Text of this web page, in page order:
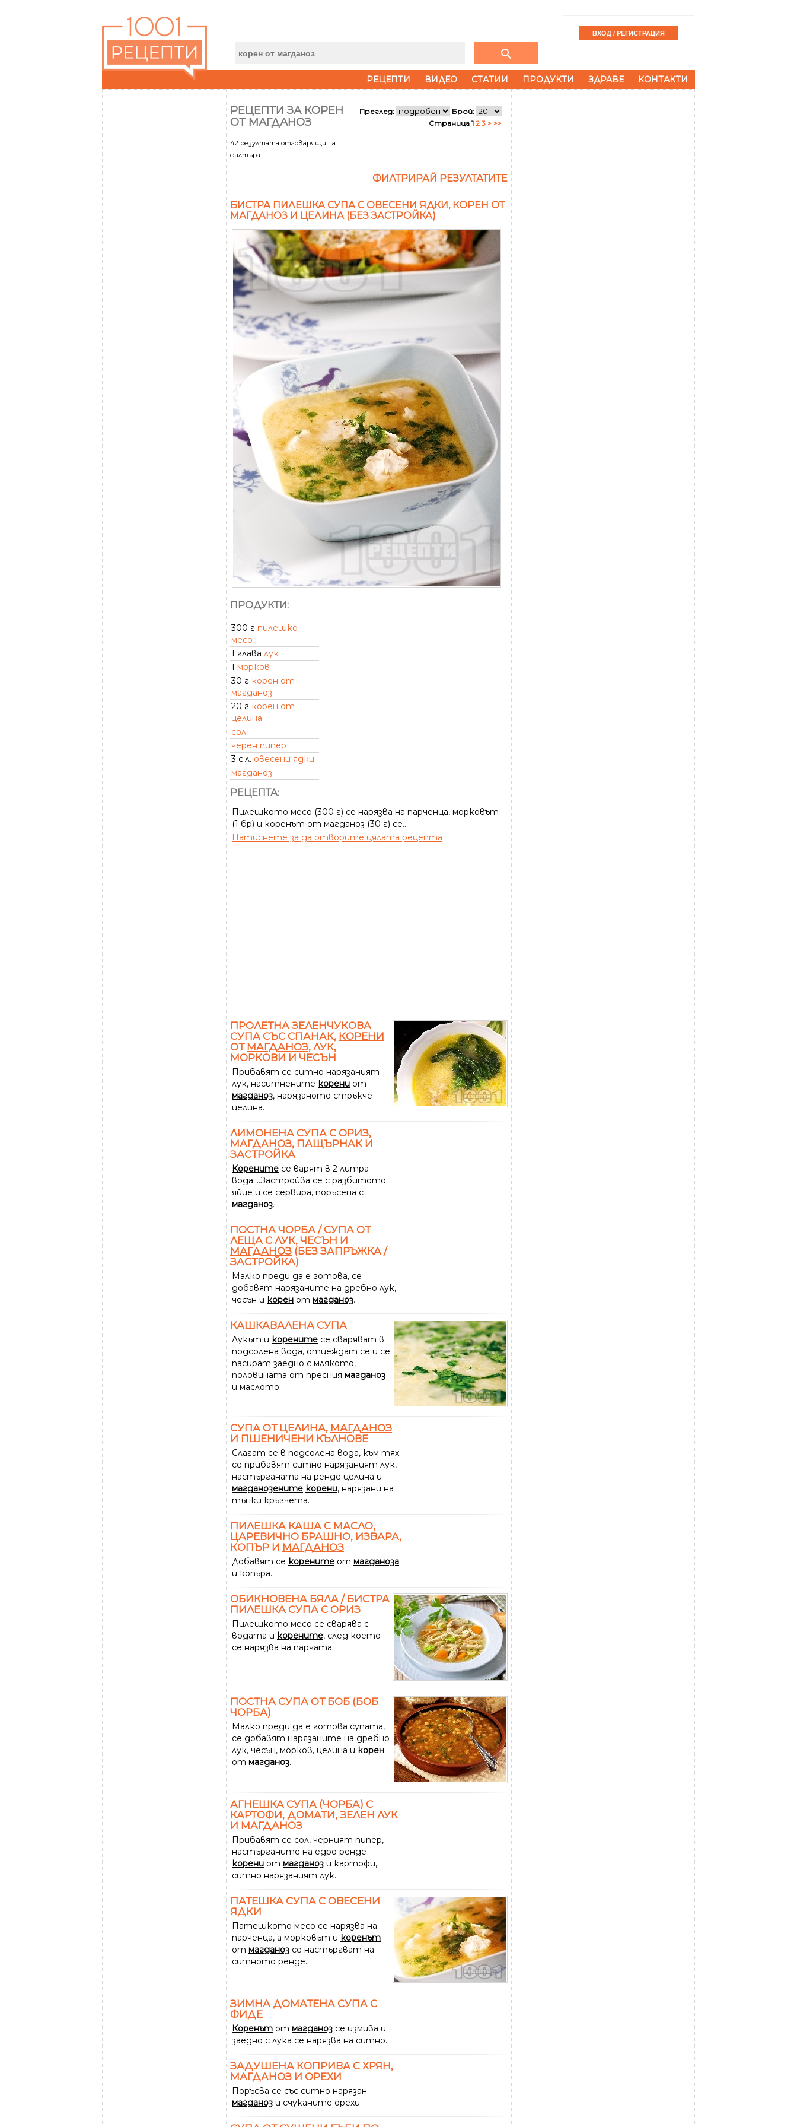
search
РЕЦЕПТИ ВИДЕО СТАТИИ ПРОДУКТИ ЗДРАВЕ КОНТАКТИ
РЕЦЕПТИ ЗА КОРЕН
ОТ МАГДАНОЗ
42 резултата отговарящи на
филтъра
Преглед:
Брой:
Страница 1 2 3 > >>
ФИЛТРИРАЙ РЕЗУЛТАТИТЕ
БИСТРА ПИЛЕШКА СУПА С ОВЕСЕНИ ЯДКИ, КОРЕН ОТ
МАГДАНОЗ И ЦЕЛИНА (БЕЗ ЗАСТРОЙКА)
ПРОДУКТИ:
300 г пилешко
месо
1 глава лук
1 морков
30 г корен от
магданоз
20 г корен от
целина
сол
черен пипер
3 с.л. овесени ядки
магданоз
РЕЦЕПТА:
Пилешкото месо (300 г) се нарязва на парченца, морковът
(1 бр) и коренът от магданоз (30 г) се...
Натиснете за да отворите цялата рецепта
ПРОЛЕТНА ЗЕЛЕНЧУКОВА
СУПА СЪС СПАНАК, КОРЕНИ
ОТ МАГДАНОЗ, ЛУК,
МОРКОВИ И ЧЕСЪН
Прибавят се ситно нарязаният
лук, наситнените корени от
магданоз, нарязаното стръкче
целина.
ЛИМОНЕНА СУПА С ОРИЗ,
МАГДАНОЗ, ПАЩЪРНАК И
ЗАСТРОЙКА
Корените се варят в 2 литра
вода....Застройва се с разбитото
яйце и се сервира, поръсена с
магданоз.
ПОСТНА ЧОРБА / СУПА ОТ
ЛЕЩА С ЛУК, ЧЕСЪН И
МАГДАНОЗ (БЕЗ ЗАПРЪЖКА /
ЗАСТРОЙКА)
Малко преди да е готова, се
добавят нарязаните на дребно лук,
чесън и корен от магданоз.
КАШКАВАЛЕНА СУПА
Лукът и корените се сваряват в
подсолена вода, отцеждат се и се
пасират заедно с млякото,
половината от пресния магданоз
и маслото.
СУПА ОТ ЦЕЛИНА, МАГДАНОЗ
И ПШЕНИЧЕНИ КЪЛНОВЕ
Слагат се в подсолена вода, към тях
се прибавят ситно нарязаният лук,
настърганата на ренде целина и
магданозените корени, нарязани на
тънки кръгчета.
ПИЛЕШКА КАША С МАСЛО,
ЦАРЕВИЧНО БРАШНО, ИЗВАРА,
КОПЪР И МАГДАНОЗ
Добавят се корените от магданоза
и копъра.
ОБИКНОВЕНА БЯЛА / БИСТРА
ПИЛЕШКА СУПА С ОРИЗ
Пилешкото месо се сварява с
водата и корените, след което
се нарязва на парчата.
ПОСТНА СУПА ОТ БОБ (БОБ
ЧОРБА)
Малко преди да е готова супата,
се добавят нарязаните на дребно
лук, чесън, морков, целина и корен
от магданоз.
АГНЕШКА СУПА (ЧОРБА) С
КАРТОФИ, ДОМАТИ, ЗЕЛЕН ЛУК
И МАГДАНОЗ
Прибавят се сол, черният пипер,
настърганите на едро ренде
корени от магданоз и картофи,
ситно нарязаният лук.
ПАТЕШКА СУПА С ОВЕСЕНИ
ЯДКИ
Патешкото месо се нарязва на
парченца, а морковът и коренът
от магданоз се настъргват на
ситното ренде.
ЗИМНА ДОМАТЕНА СУПА С
ФИДЕ
Коренът от магданоз се измива и
заедно с лука се нарязва на ситно.
ЗАДУШЕНА КОПРИВА С ХРЯН,
МАГДАНОЗ И ОРЕХИ
Поръсва се със ситно нарязан
магданоз и счуканите орехи.